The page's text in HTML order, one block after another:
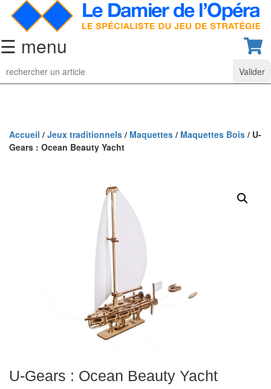
☰ menu
Jeu
d’Echecs
collection
électroniques
Accueil / Jeux traditionnels / Maquettes / Maquettes Bois / U-
Gears : Ocean Beauty Yacht
U-Gears : Ocean Beauty Yacht